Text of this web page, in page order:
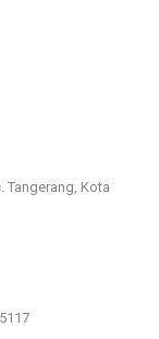
Tangerang, Kota